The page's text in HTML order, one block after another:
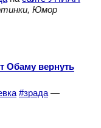
Юмор
Обаму вернуть
#зрада —